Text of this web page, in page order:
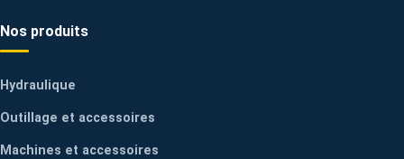
Nos produits
Hydraulique
Outillage et accessoires
Machines et accessoires